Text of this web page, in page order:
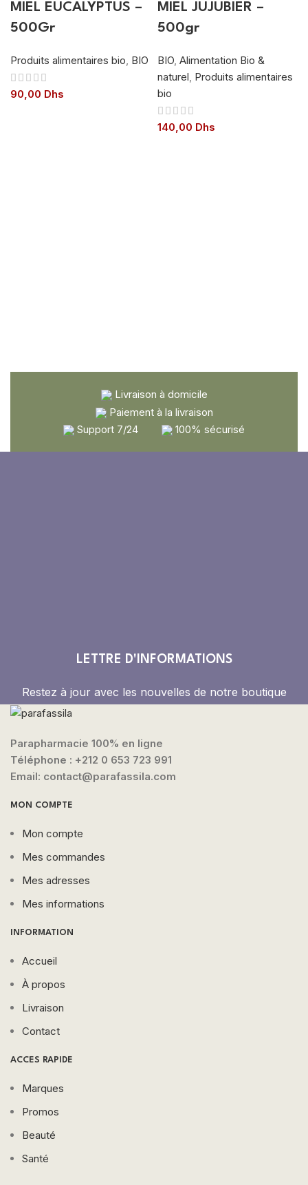
MIEL EUCALYPTUS –
500Gr
Produits alimentaires bio, BIO
90,00 Dhs
MIEL JUJUBIER –
500gr
BIO, Alimentation Bio &
naturel, Produits alimentaires
bio
140,00 Dhs
Livraison à domicile
Paiement à la livraison
Support 7/24
100% sécurisé
LETTRE D'INFORMATIONS
Restez à jour avec les nouvelles de notre boutique
Parapharmacie 100% en ligne
Téléphone : +212 0 653 723 991
Email: contact@parafassila.com
MON COMPTE
Mon compte
Mes commandes
Mes adresses
Mes informations
INFORMATION
Accueil
À propos
Livraison
Contact
ACCES RAPIDE
Marques
Promos
Beauté
Santé